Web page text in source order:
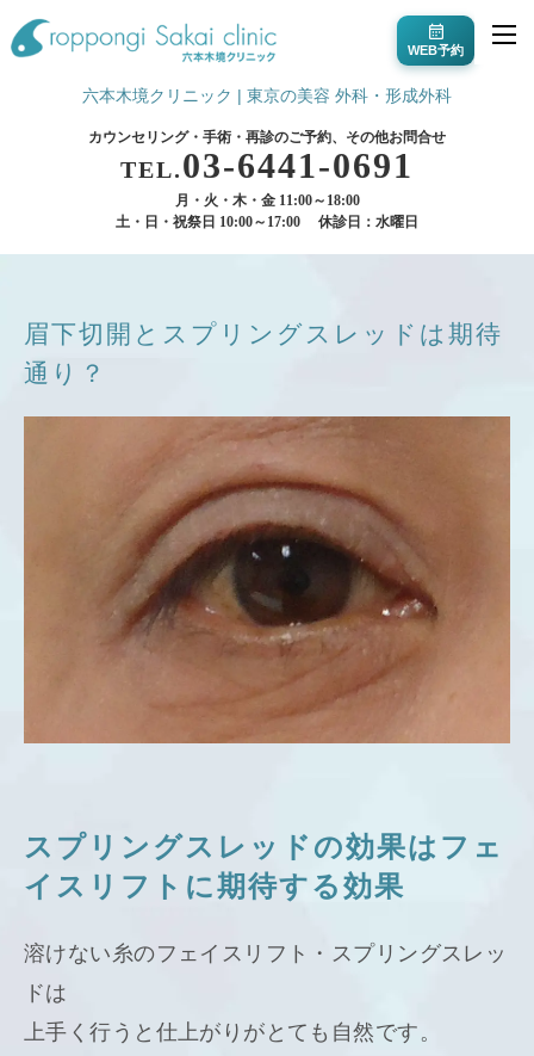
WEB予約
六本木境クリニック | 東京の美容 外科・形成外科
カウンセリング・手術・再診のご予約、その他お問合せ
TEL.03-6441-0691
月・火・木・金 11:00～18:00
土・日・祝祭日 10:00～17:00
休診日：水曜日
眉下切開とスプリングスレッドは期待
通り？
スプリングスレッドの効果はフェ
イスリフトに期待する効果
溶けない糸のフェイスリフト・スプリングスレッ
ドは
上手く行うと仕上がりがとても自然です。